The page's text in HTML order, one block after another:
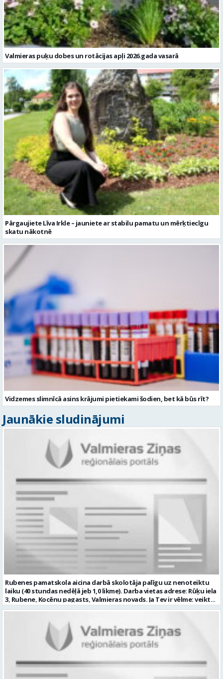
Valmieras puķu dobes un rotācijas apļi 2026.gada vasarā
Pārgaujiete Līva Irkle – jauniete ar stabilu pamatu un mērķtiecīgu
skatu nākotnē
Vidzemes slimnīcā asins krājumi pietiekami šodien, bet kā būs rīt?
Jaunākie sludinājumi
Rubenes pamatskola aicina darbā skolotāja palīgu uz nenoteiktu
laiku (40 stundas nedēļā jeb 1,0 likme). Darba vietas adrese: Rūķu iela
3, Rubene, Kocēnu pagasts, Valmieras novads. Ja Tev ir vēlme: veikt
bērnu aprūpi ikdienā; sadarboties ar grupas skolotājām, sniegt
uzvedības un higiēnas iemaņas; rūpēties par bērnu dienas režīma
ievērošanu; nodrošināt telpu, inventāra tīrību un kārtību; un ja Tev
ir: vismaz vispārējā vidējā izglītība (vēlams praktiskā pieredze darbā
ar bērniem); valsts valodas prasmes atbilstoši Valsts valodas likuma
prasībām; kompetences: prasme plānot, organizēt un kvalitatīvi
veikt savu darbu, disciplinētība; pozitīva, radoša un atbildīga
attieksme pret darbu; psiholoģiskā noturība un augsta saskarsmes